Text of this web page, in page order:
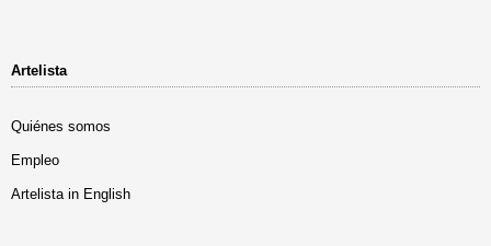
Artelista
Quiénes somos
Empleo
Artelista in English